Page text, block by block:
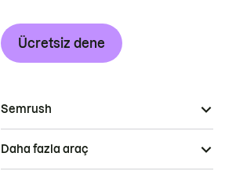
Ücretsiz dene
Semrush
Daha fazla araç